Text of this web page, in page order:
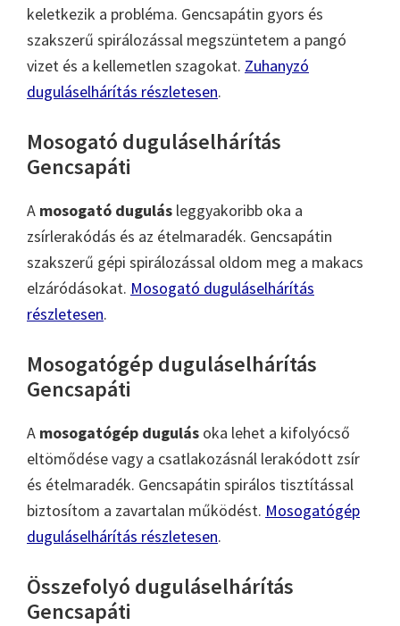
keletkezik a probléma. Gencsapátin gyors és
szakszerű spirálozással megszüntetem a pangó
vizet és a kellemetlen szagokat. Zuhanyzó
duguláselhárítás részletesen.
Mosogató duguláselhárítás
Gencsapáti
A mosogató dugulás leggyakoribb oka a
zsírlerakódás és az ételmaradék. Gencsapátin
szakszerű gépi spirálozással oldom meg a makacs
elzáródásokat. Mosogató duguláselhárítás
részletesen.
Mosogatógép duguláselhárítás
Gencsapáti
A mosogatógép dugulás oka lehet a kifolyócső
eltömődése vagy a csatlakozásnál lerakódott zsír
és ételmaradék. Gencsapátin spirálos tisztítással
biztosítom a zavartalan működést. Mosogatógép
duguláselhárítás részletesen.
Összefolyó duguláselhárítás
Gencsapáti